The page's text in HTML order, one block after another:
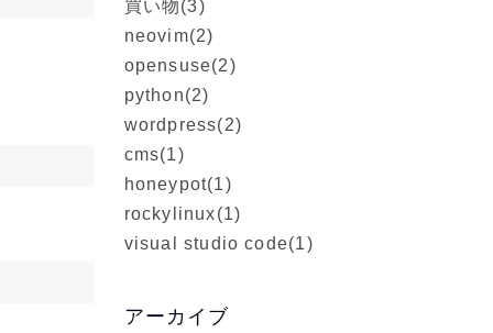
買い物(3)
neovim(2)
opensuse(2)
python(2)
wordpress(2)
cms(1)
honeypot(1)
rockylinux(1)
visual studio code(1)
アーカイブ